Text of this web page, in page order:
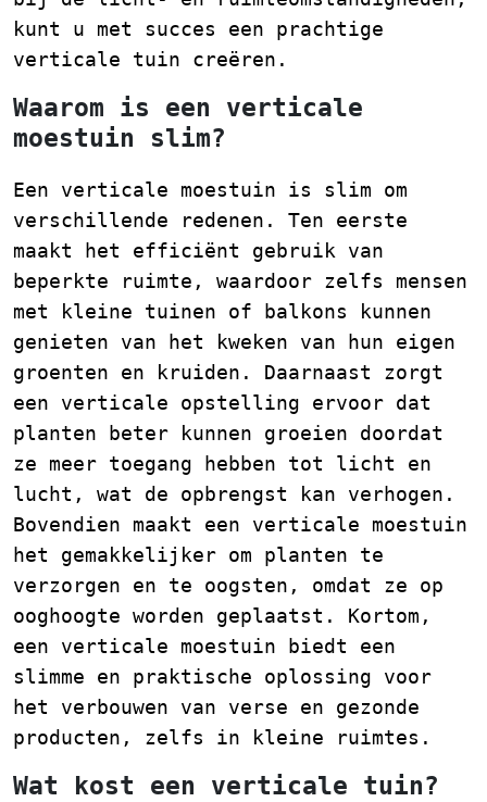
kunt u met succes een prachtige
verticale tuin creëren.
Waarom is een verticale
moestuin slim?
Een verticale moestuin is slim om
verschillende redenen. Ten eerste
maakt het efficiënt gebruik van
beperkte ruimte, waardoor zelfs mensen
met kleine tuinen of balkons kunnen
genieten van het kweken van hun eigen
groenten en kruiden. Daarnaast zorgt
een verticale opstelling ervoor dat
planten beter kunnen groeien doordat
ze meer toegang hebben tot licht en
lucht, wat de opbrengst kan verhogen.
Bovendien maakt een verticale moestuin
het gemakkelijker om planten te
verzorgen en te oogsten, omdat ze op
ooghoogte worden geplaatst. Kortom,
een verticale moestuin biedt een
slimme en praktische oplossing voor
het verbouwen van verse en gezonde
producten, zelfs in kleine ruimtes.
Wat kost een verticale tuin?